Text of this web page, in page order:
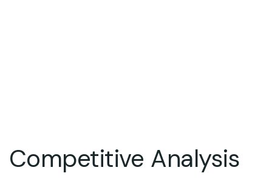
Competitive Analysis